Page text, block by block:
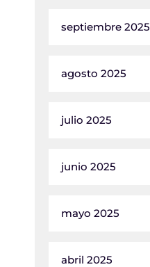
septiembre 2025
agosto 2025
julio 2025
junio 2025
mayo 2025
abril 2025